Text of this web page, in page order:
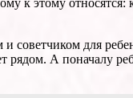
этому относятся:
советчиком для
А поначалу